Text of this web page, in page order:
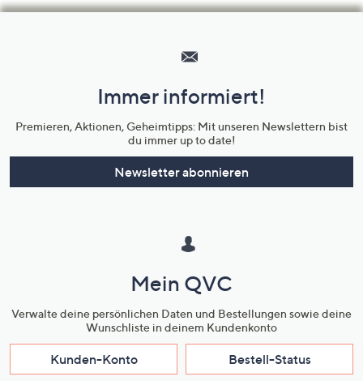
Unternehmensinformationen
Immer informiert!
Premieren, Aktionen, Geheimtipps: Mit unseren Newslettern bist
du immer up to date!
Newsletter abonnieren
Mein QVC
Verwalte deine persönlichen Daten und Bestellungen sowie deine
Wunschliste in deinem Kundenkonto
Kunden-Konto Bestell-Status